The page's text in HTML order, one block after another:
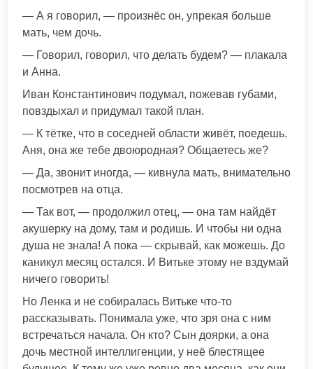
— А я говорил, — произнёс он, упрекая больше
мать, чем дочь.
— Говорил, говорил, что делать будем? — плакала
и Анна.
Иван Константинович подумал, пожевав губами,
повздыхал и придумал такой план.
— К тётке, что в соседней области живёт, поедешь.
Аня, она же тебе двоюродная? Общаетесь же?
— Да, звонит иногда, — кивнула мать, внимательно
посмотрев на отца.
— Так вот, — продолжил отец, — она там найдёт
акушерку на дому, там и родишь. И чтобы ни одна
душа не знала! А пока — скрывай, как можешь. До
каникул месяц остался. И Витьке этому не вздумай
ничего говорить!
Но Ленка и не собиралась Витьке что-то
рассказывать. Понимала уже, что зря она с ним
встречаться начала. Он кто? Сын доярки, а она
дочь местной интеллигенции, у неё блестящее